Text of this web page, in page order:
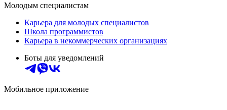
Молодым специалистам
Карьера для молодых специалистов
Школа программистов
Карьера в некоммерческих организациях
Боты для уведомлений
Мобильное приложение